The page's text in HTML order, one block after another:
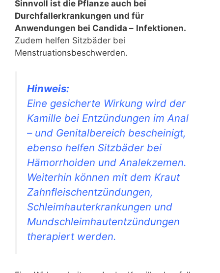
Sinnvoll ist die Pflanze auch bei
Durchfallerkrankungen und für
Anwendungen bei Candida – Infektionen.
Zudem helfen Sitzbäder bei
Menstruationsbeschwerden.
Hinweis:
Eine gesicherte Wirkung wird der
Kamille bei Entzündungen im Anal
– und Genitalbereich bescheinigt,
ebenso helfen Sitzbäder bei
Hämorrhoiden und Analekzemen.
Weiterhin können mit dem Kraut
Zahnfleischentzündungen,
Schleimhauterkrankungen und
Mundschleimhautentzündungen
therapiert werden.